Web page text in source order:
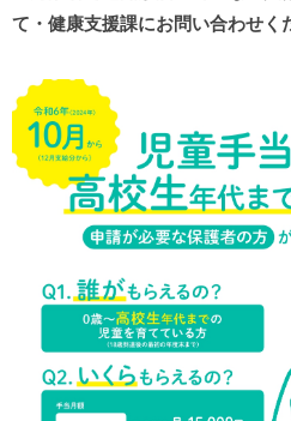
て・健康支援課にお問い合わせく